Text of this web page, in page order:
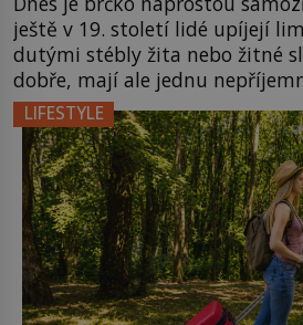
ještě v 19. století lidé upíjejí
dutými stébly žita nebo žitné
dobře, mají ale jednu
chvíli se rozmáčejí a nápoji
příchuť. Právě tahle drobná
amerického výrobce
nápadu, který změní způsob
LIFESTYLE